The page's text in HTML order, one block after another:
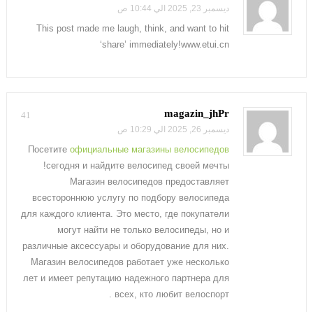
ديسمبر 23, 2025 الي 10:44 ص
This post made me laugh, think, and want to hit
‘share’ immediately!www.etui.cn
41 magazin_jhPr
ديسمبر 26, 2025 الي 10:29 ص
Посетитеофициальные магазины велосипедов
сегодня и найдите велосипед своей мечты!
Магазин велосипедов предоставляет
всестороннюю услугу по подбору велосипеда
для каждого клиента. Это место, где покупатели
могут найти не только велосипеды, но и
различные аксессуары и оборудование для них.
Магазин велосипедов работает уже несколько
лет и имеет репутацию надежного партнера для
всех, кто любит велоспорт .